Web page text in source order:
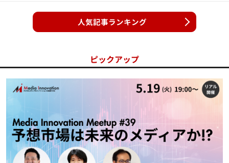
人気記事ランキング
ピックアップ